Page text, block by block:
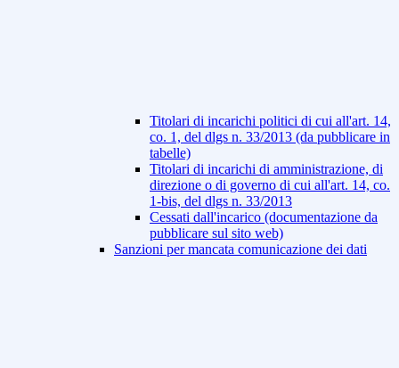
Titolari di incarichi politici di cui all'art. 14,
co. 1, del dlgs n. 33/2013 (da pubblicare in
tabelle)
Titolari di incarichi di amministrazione, di
direzione o di governo di cui all'art. 14, co.
1-bis, del dlgs n. 33/2013
Cessati dall'incarico (documentazione da
pubblicare sul sito web)
Sanzioni per mancata comunicazione dei dati